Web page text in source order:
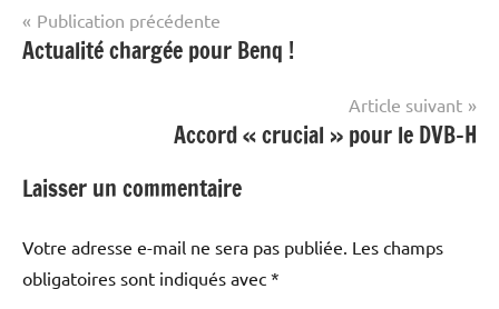
Navigation
de
Publication précédente
Actualité chargée pour Benq !
Article suivant
Accord « crucial » pour le DVB-H
Laisser un commentaire
Votre adresse e-mail ne sera pas publiée. Les champs
obligatoires sont indiqués avec *